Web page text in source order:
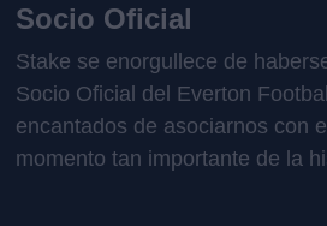
Socio Oficial
Stake se enorgullece de
Socio Oficial del Everton
encantados de asociarnos con
momento tan importante de la